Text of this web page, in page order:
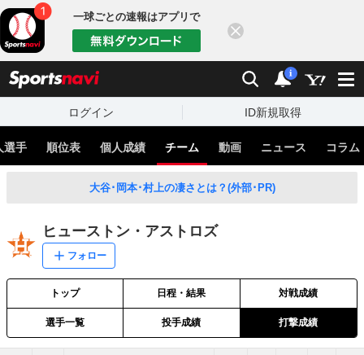
一球ごとの速報はアプリで
検索 通知
i
ログイン ID新規取得
選手 順位表 個人成績 チーム 動画 ニュース コラム
大谷･岡本･村上の凄さとは？(外部･PR)
ヒューストン・アストロズ
フォロー
トップ 日程・結果 対戦成績
選手一覧 投手成績 打撃成績